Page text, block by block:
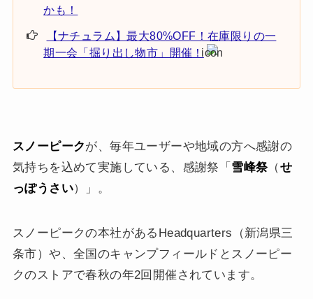
かも！
【ナチュラム】最大80%OFF！在庫限りの一
期一会「掘り出し物市」開催！
スノーピークが、毎年ユーザーや地域の方へ感謝の
気持ちを込めて実施している、感謝祭「 雪峰祭（せ
っぽうさい）」。
スノーピークの本社があるHeadquarters（新潟県三
条市）や、全国のキャンプフィールドとスノーピー
クのストアで春秋の年2回開催されています。